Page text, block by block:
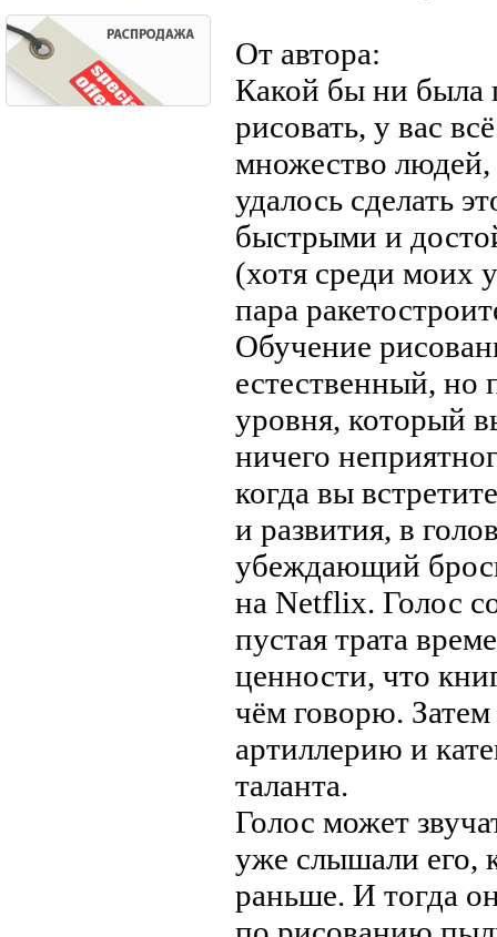
От автора:
Какой бы ни была
рисовать, у вас
множество
удалось сделать
быстрыми и
(хотя среди моих
пара
Обучение
естественный, но
уровня, который
ничего
когда вы
и развития, в
убеждающий
на Netflix. Голос
пустая трата
ценности, что
чём говорю. Затем
артиллерию и
таланта.
Голос может
уже слышали его,
раньше. И тогда